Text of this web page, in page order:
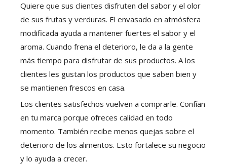
Quiere que sus clientes disfruten del sabor y el olor
de sus frutas y verduras. El envasado en atmósfera
modificada ayuda a mantener fuertes el sabor y el
aroma. Cuando frena el deterioro, le da a la gente
más tiempo para disfrutar de sus productos. A los
clientes les gustan los productos que saben bien y
se mantienen frescos en casa.
Los clientes satisfechos vuelven a comprarle. Confían
en tu marca porque ofreces calidad en todo
momento. También recibe menos quejas sobre el
deterioro de los alimentos. Esto fortalece su negocio
y lo ayuda a crecer.